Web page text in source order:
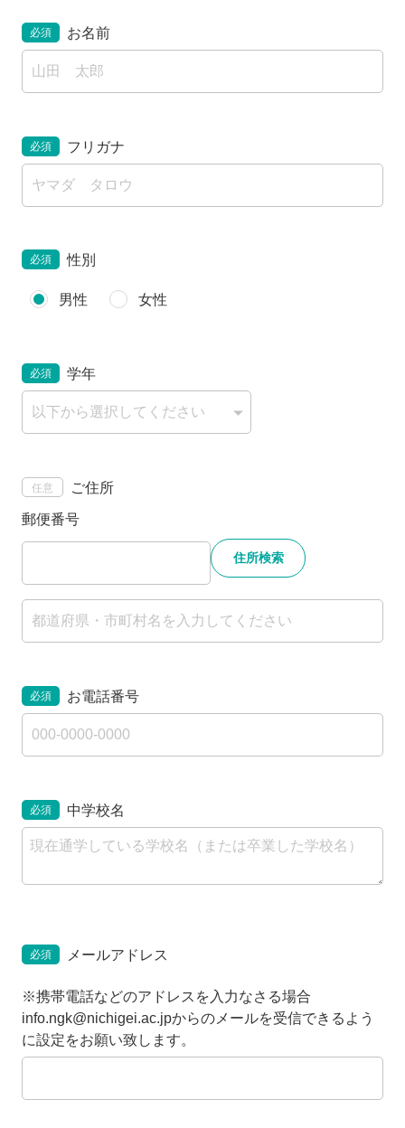
必須 お名前
必須 フリガナ
必須 性別
男性 女性
必須 学年
任意 ご住所
郵便番号
住所検索
必須 お電話番号
必須 中学校名
必須 メールアドレス
※携帯電話などのアドレスを入力なさる場合
info.ngk@nichigei.ac.jpからのメールを受信できるよう
に設定をお願い致します。